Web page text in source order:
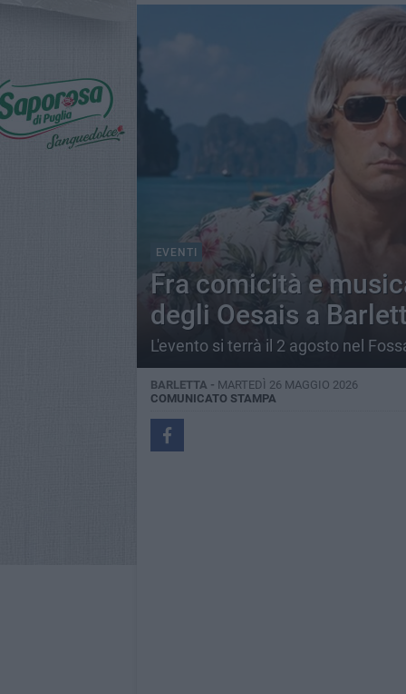
EVENTI
Fra comicità e
degli Oesais a
L'evento si terrà il 2 agosto nel
BARLETTA - MARTEDÌ 26 MAGGIO 2026
COMUNICATO STAMPA